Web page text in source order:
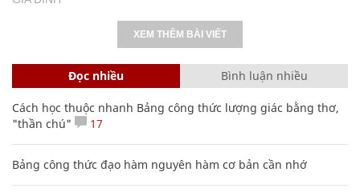
XEM THÊM BÀI VIẾT
Đọc nhiều Bình luận nhiều
Cách học thuộc nhanh Bảng công thức lượng giác bằng thơ,
"thần chú"
17
Bảng công thức đạo hàm nguyên hàm cơ bản cần nhớ